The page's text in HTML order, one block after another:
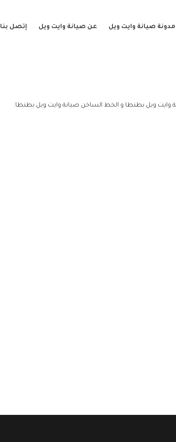
مدونة صيانة وايت ويل عن صيانة وايت ويل إتصل بنا
وايت ويل بطنطا و الخط الساخن صيانة وايت ويل بطنطا.